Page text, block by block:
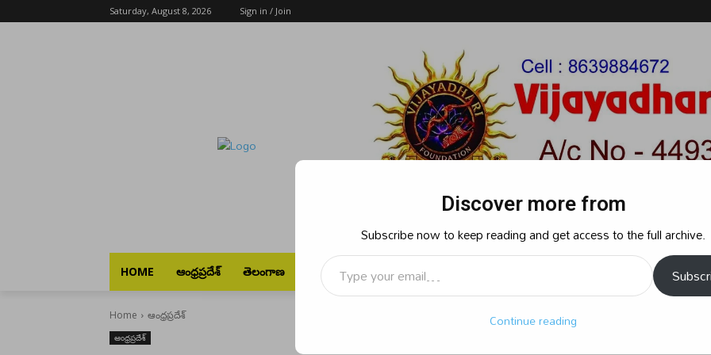
Saturday, August 8, 2026 Sign in / Join
HOME ఆంధ్రప్రదేశ్ తెలంగాణ భారత్ రాజకీయం క్రైమ్ బిజినెస్
Home ఆంధ్రప్రదేశ్
ఆంధ్రప్రదేశ్
Discover more from
Subscribe now to keep reading and get access to the full archive.
Type your email…
Continue reading